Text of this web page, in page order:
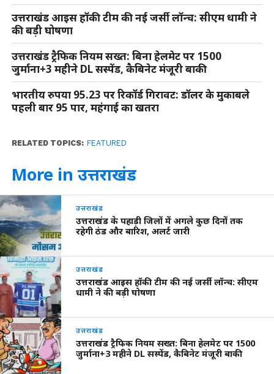
उत्तराखंड आइस हॉकी टीम की नई जर्सी लॉन्च: सीएम धामी ने
की बड़ी घोषणा
उत्तराखंड ट्रैफिक नियम सख्त: बिना हेलमेट पर 1500
जुर्माना+3 महीने DL सस्पेंड, कैबिनेट मंजूरी बाकी
भारतीय रुपया 95.23 पर रिकॉर्ड गिरावट: डॉलर के मुकाबले
पहली बार 95 पार, महंगाई का खतरा
RELATED TOPICS: FEATURED
More in उत्तराखंड
उत्तराखंड
उत्तराखंड के पहाड़ी जिलों में अगले कुछ दिनों तक
रहेगी ठंड और बारिश, अलर्ट जारी
उत्तराखंड
उत्तराखंड आइस हॉकी टीम की नई जर्सी लॉन्च: सीएम
धामी ने की बड़ी घोषणा
उत्तराखंड
उत्तराखंड ट्रैफिक नियम सख्त: बिना हेलमेट पर 1500
जुर्माना+3 महीने DL सस्पेंड, कैबिनेट मंजूरी बाकी